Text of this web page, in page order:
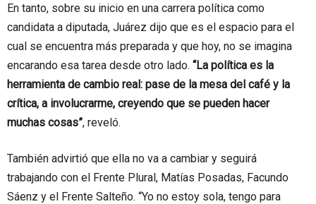
En tanto, sobre su inicio en una carrera política como
candidata a diputada, Juárez dijo que es el espacio para el
cual se encuentra más preparada y que hoy, no se imagina
encarando esa tarea desde otro lado. “La política es la
herramienta de cambio real: pase de la mesa del café y la
crítica, a involucrarme, creyendo que se pueden hacer
muchas cosas”, reveló.
También advirtió que ella no va a cambiar y seguirá
trabajando con el Frente Plural, Matías Posadas, Facundo
Sáenz y el Frente Salteño. “Yo no estoy sola, tengo para